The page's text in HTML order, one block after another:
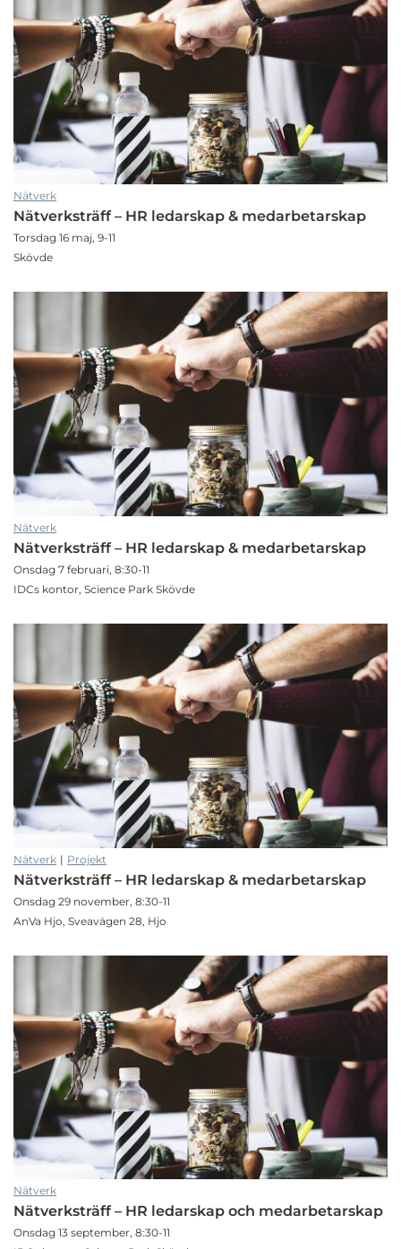
Nätverk
Nätverksträff – HR ledarskap & medarbetarskap
Torsdag 16 maj, 9-11
Skövde
Nätverk
Nätverksträff – HR ledarskap & medarbetarskap
Onsdag 7 februari, 8:30-11
IDCs kontor, Science Park Skövde
Nätverk | Projekt
Nätverksträff – HR ledarskap & medarbetarskap
Onsdag 29 november, 8:30-11
AnVa Hjo, Sveavägen 28, Hjo
Nätverk
Nätverksträff – HR ledarskap och medarbetarskap
Onsdag 13 september, 8:30-11